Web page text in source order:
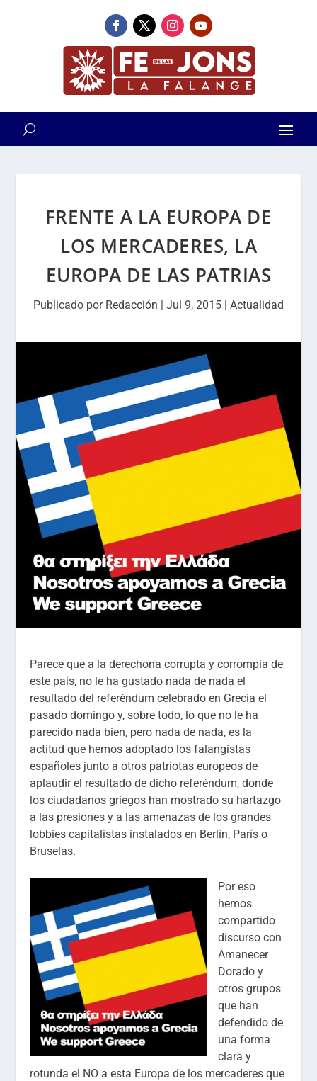
FRENTE A LA EUROPA DE
LOS MERCADERES, LA
EUROPA DE LAS PATRIAS
Publicado por Redacción | Jul 9, 2015 | Actualidad
Parece que a la derechona corrupta y corrompia de
este país, no le ha gustado nada de nada el
resultado del referéndum celebrado en Grecia el
pasado domingo y, sobre todo, lo que no le ha
parecido nada bien, pero nada de nada, es la
actitud que hemos adoptado los falangistas
españoles junto a otros patriotas europeos de
aplaudir el resultado de dicho referéndum, donde
los ciudadanos griegos han mostrado su hartazgo
a las presiones y a las amenazas de los grandes
lobbies capitalistas instalados en Berlín, París o
Bruselas.
Por eso
hemos
compartido
discurso con
Amanecer
Dorado y
otros grupos
que han
defendido de
una forma
clara y
rotunda el NO a esta Europa de los mercaderes que